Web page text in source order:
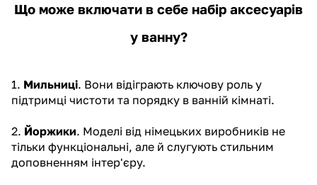
Що може включати в себе набір аксесуарів
у ванну?
1. Мильниці. Вони відіграють ключову роль у
підтримці чистоти та порядку в ванній кімнаті.
2. Йоржики. Моделі від німецьких виробників не
тільки функціональні, але й слугують стильним
доповненням інтер'єру.